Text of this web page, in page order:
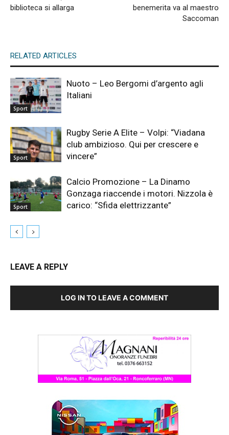
biblioteca si allarga
benemerita va al maestro
Saccoman
RELATED ARTICLES
Sport
Nuoto – Leo Bergomi d’argento agli
Italiani
Sport
Rugby Serie A Elite – Volpi: “Viadana
club ambizioso. Qui per crescere e
vincere”
Sport
Calcio Promozione – La Dinamo
Gonzaga riaccende i motori. Nizzola è
carico: “Sfida elettrizzante”
LEAVE A REPLY
LOG IN TO LEAVE A COMMENT